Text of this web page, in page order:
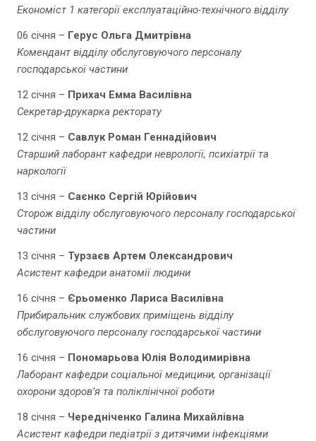
Економіст 1 категорії експлуатаційно-технічного відділу
06 січня – Герус Ольга Дмитрівна
Комендант відділу обслуговуючого персоналу
господарської частини
12 січня – Прихач Емма Василівна
Секретар-друкарка ректорату
12 січня – Савлук Роман Геннадійович
Старший лаборант кафедри неврології, психіатрії та
наркології
13 січня – Саєнко Сергій Юрійович
Сторож відділу обслуговуючого персоналу господарської
частини
13 січня – Турзаєв Артем Олександрович
Асистент кафедри анатомії людини
16 січня – Єрьоменко Лариса Василівна
Прибиральник службових приміщень відділу
обслуговуючого персоналу господарської частини
16 січня – Пономарьова Юлія Володимирівна
Лаборант кафедри соціальної медицини, організації
охорони здоров’я та поліклінічної роботи
18 січня – Чередніченко Галина Михайлівна
Асистент кафедри педіатрії з дитячими інфекціями